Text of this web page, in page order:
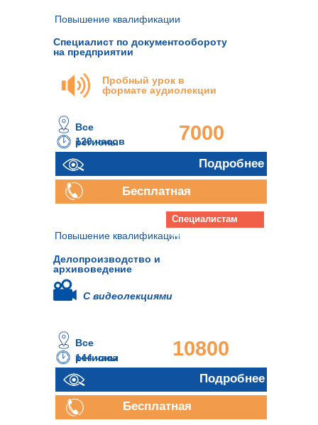
Повышение квалификации
Специалист по документообороту
на предприятии
120 часов
7000
руб.
Все
регионы
Подробнее
Бесплатная
консультация
Пробный урок в
формате аудиолекции
Делопроизводство и
архивоведение
144 часа
10800
руб.
Все
регионы
Подробнее
Бесплатная
Повышение квалификации
С видеолекциями
Специалистам
архива